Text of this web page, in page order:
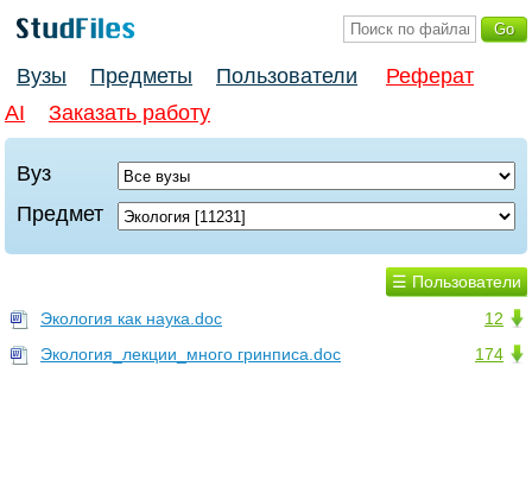
Вузы Предметы Пользователи
Реферат
AI
Заказать работу
Вуз
Предмет
☰ Пользователи
12
Экология как наука.doc
174
Экология_лекции_много гринписа.doc